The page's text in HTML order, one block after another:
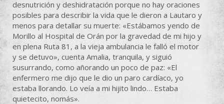
desnutrición y deshidratación porque no hay oraciones
posibles para describir la vida que le dieron a Lautaro y
menos para detallar su muerte: «Estábamos yendo de
Morillo al Hospital de Orán por la gravedad de mi hijo y
en plena Ruta 81, a la vieja ambulancia le falló el motor
y se detuvo», cuenta Amalia, tranquila, y siguió
susurrando, como añorando un poco de paz: «El
enfermero me dijo que le dio un paro cardíaco, yo
estaba llorando. Lo veía a mi hijito lindo… Estaba
quietecito, nomás».